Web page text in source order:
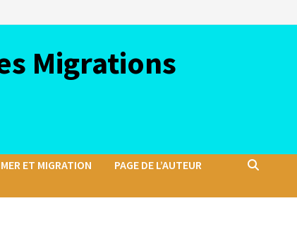
Migrations
ET MIGRATION
PAGE DE L’AUTEUR